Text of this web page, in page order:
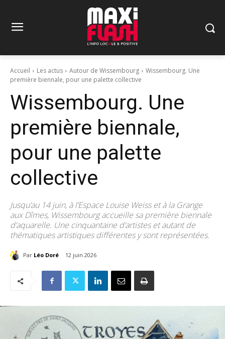
Accueil Les actus Autour de Wissembourg
Wissembourg. Une
première biennale, pour une palette collective
Wissembourg. Une
première biennale,
pour une palette
collective
Jusqu’au 14 juin, à l’Espace Louise Weiss et à la Grange
aux Dîmes, Wissembourg accueille sa première biennale
d’aquarelle. Une cinquantaine d’artistes et autant de
thématiques artistiques différentes y sont représentées.
Par Léo Doré 12 juin 2026